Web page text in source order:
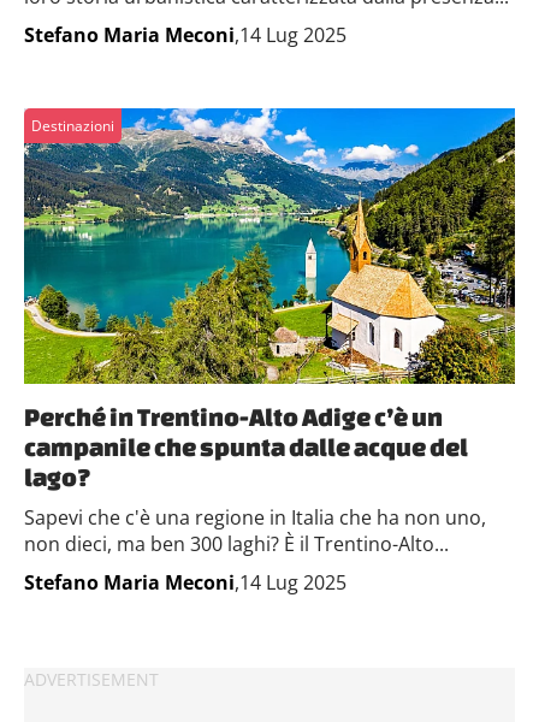
Stefano Maria Meconi,14 Lug 2025
Destinazioni
Perché in Trentino-Alto Adige c’è un
campanile che spunta dalle acque del
lago?
Sapevi che c'è una regione in Italia che ha non uno,
non dieci, ma ben 300 laghi? È il Trentino-Alto...
Stefano Maria Meconi,14 Lug 2025